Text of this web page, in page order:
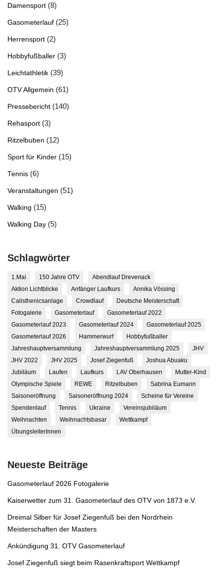
Damensport (8)
Gasometerlauf (25)
Herrensport (2)
Hobbyfußballer (3)
Leichtathletik (39)
OTV Allgemein (61)
Pressebericht (140)
Rehasport (3)
Ritzelbuben (12)
Sport für Kinder (15)
Tennis (6)
Veranstaltungen (51)
Walking (15)
Walking Day (5)
Schlagwörter
1.Mai 150 Jahre OTV
Abendlauf Drevenack
Aktion Lichtblicke
Anfänger Laufkurs
Annika Vössing
Calisthenicsanlage
Crowdlauf
Deutsche Meisterschaft
Fotogalerie
Gasometerlauf
Gasometerlauf 2022
Gasometerlauf 2023
Gasometerlauf 2024
Gasometerlauf 2025
Gasometerlauf 2026
Hammerwurf
Hobbyfußballer
Jahreshauptversammlung
Jahreshauptversammlung 2025
JHV
JHV 2022
JHV 2025 Josef Ziegenfuß
Joshua Abuaku
Jubiläum
Laufen Laufkurs LAV Oberhausen
Mutter-Kind
Olympische Spiele
REWE Ritzelbuben
Sabrina Eumann
Saisoneröffnung
Saisoneröffnung 2024
Scheine für Vereine
Spendenlauf
Tennis Ukraine
Vereinsjubiläum
Weihnachten
Weihnachtsbasar
Wettkampf
ÜbungsleiterInnen
Neueste Beiträge
Gasometerlauf 2026 Fotogalerie
Kaiserwetter zum 31. Gasometerlauf des OTV von 1873 e.V.
Dreimal Silber für Josef Ziegenfuß bei den Nordrhein
Meisterschaften der Masters
Ankündigung 31. OTV Gasometerlauf
Josef Ziegenfuß siegt beim Rasenkraftsport Wettkampf